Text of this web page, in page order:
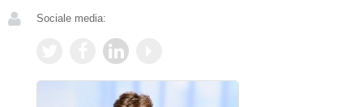
Sociale media: